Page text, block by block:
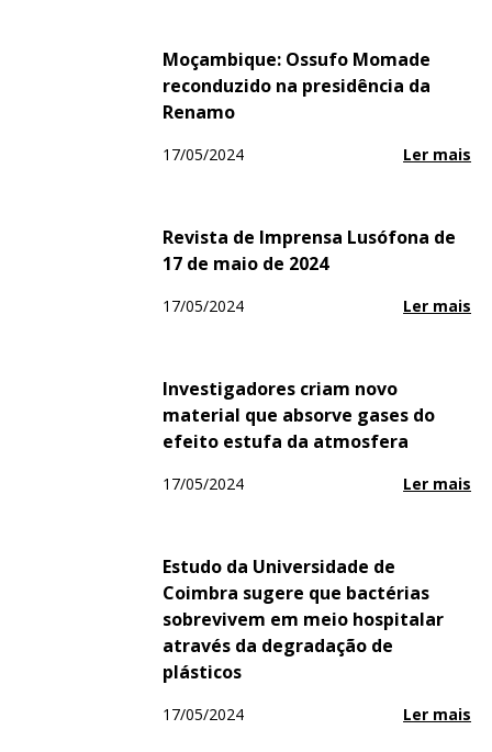
Moçambique: Ossufo Momade
reconduzido na presidência da
Renamo
17/05/2024 Ler mais
Revista de Imprensa Lusófona de
17 de maio de 2024
17/05/2024 Ler mais
Investigadores criam novo
material que absorve gases do
efeito estufa da atmosfera
17/05/2024 Ler mais
Estudo da Universidade de
Coimbra sugere que bactérias
sobrevivem em meio hospitalar
através da degradação de
plásticos
17/05/2024 Ler mais